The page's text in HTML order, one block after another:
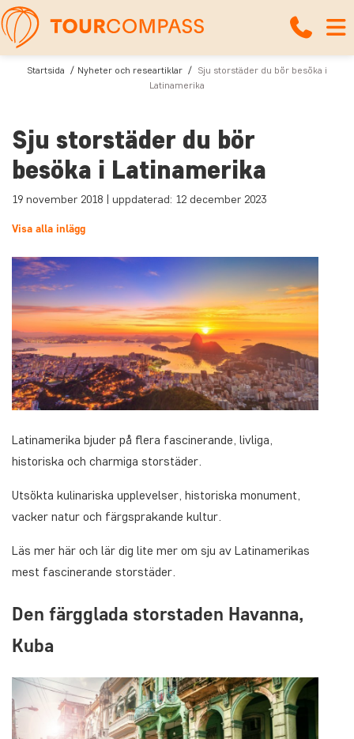
Startsida Nyheter och researtiklar
Sju storstäder du bör besöka i
Latinamerika
Sju storstäder du bör
besöka i Latinamerika
19 november 2018 | uppdaterad: 12 december 2023
Visa alla inlägg
Latinamerika bjuder på flera fascinerande, livliga,
historiska och charmiga storstäder.
Utsökta kulinariska upplevelser, historiska monument,
vacker natur och färgsprakande kultur.
Läs mer här och lär dig lite mer om sju av Latinamerikas
mest fascinerande storstäder.
Den färgglada storstaden Havanna,
Kuba